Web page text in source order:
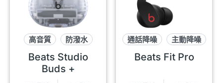
高音質
防潑水
主動降噪
Beats Studio
Buds +
通話降噪
主動降噪
防潑水
Beats Fit Pro